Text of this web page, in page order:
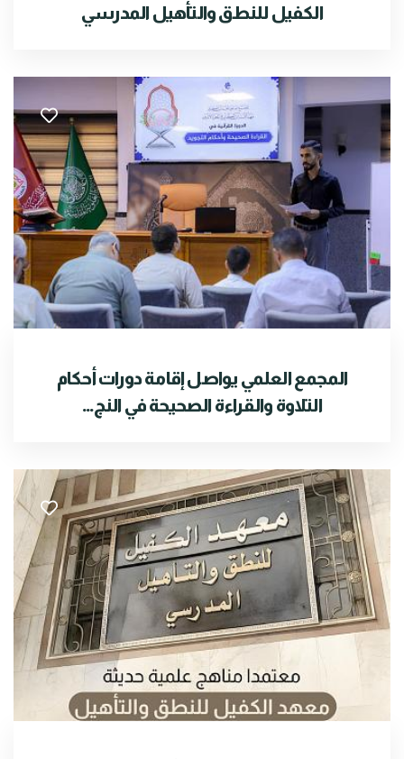
الكفيل للنطق والتأهيل المدرسي
المجمع العلمي يواصل إقامة دورات أحكام
التلاوة والقراءة الصحيحة في النج...